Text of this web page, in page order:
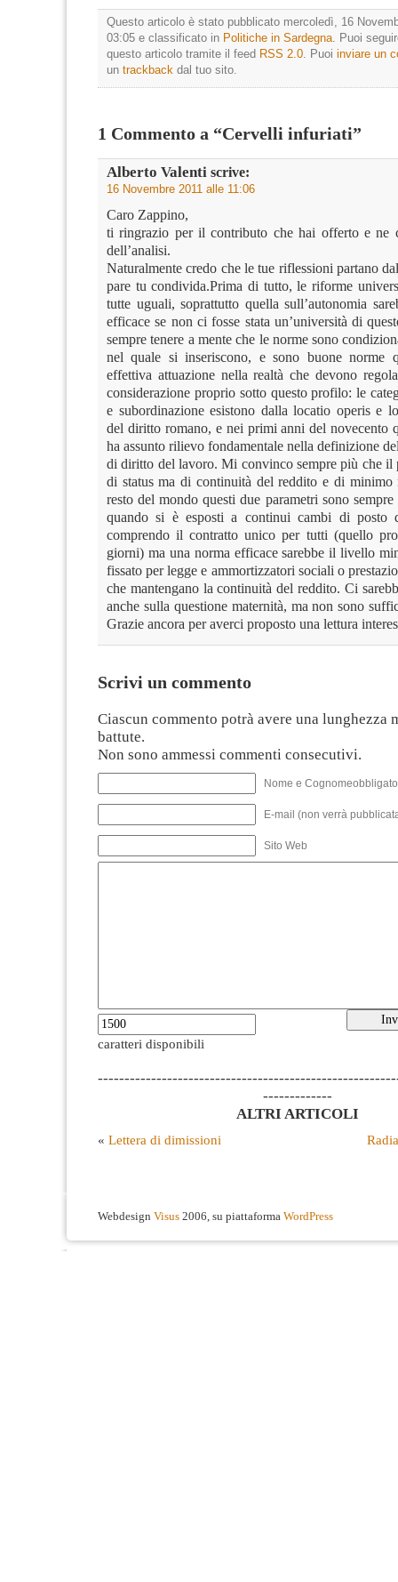
Questo articolo è stato pubblicato mercoledì, 16
03:05 e classificato in Politiche in Sardegna. Puoi
questo articolo tramite il feed RSS 2.0. Puoi inviare un
un trackback dal tuo sito.
1 Commento a “Cervelli infuriati”
Alberto Valenti scrive:
16 Novembre 2011 alle 11:06
Caro Zappino,
ti ringrazio per il contributo che hai offerto e ne
dell’analisi.
Naturalmente credo che le tue riflessioni partano
pare tu condivida.Prima di tutto, le riforme
tutte uguali, soprattutto quella sull’autonomia
efficace se non ci fosse stata un’università di
sempre tenere a mente che le norme sono
nel quale si inseriscono, e sono buone norme
effettiva attuazione nella realtà che devono
considerazione proprio sotto questo profilo: le
e subordinazione esistono dalla locatio operis e
del diritto romano, e nei primi anni del novecento
ha assunto rilievo fondamentale nella definizione
di diritto del lavoro. Mi convinco sempre più che il
di status ma di continuità del reddito e di
resto del mondo questi due parametri sono
quando si è esposti a continui cambi di posto
comprendo il contratto unico per tutti (quello
giorni) ma una norma efficace sarebbe il livello
fissato per legge e ammortizzatori sociali o
che mantengano la continuità del reddito. Ci
anche sulla questione maternità, ma non sono
Grazie ancora per averci proposto una lettura
Scrivi un commento
Ciascun commento potrà avere una lunghezza
battute.
Non sono ammessi commenti consecutivi.
Nome e
E-mail (non verrà
Sito Web
caratteri disponibili
-------------
ALTRI ARTICOLI
« Lettera di dimissioni
Webdesign Visus 2006, su piattaforma WordPress